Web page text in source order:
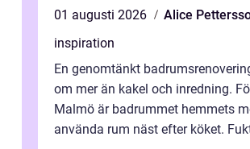
01 augusti 2026
Alice
inspiration
En genomtänkt
om mer än kakel och inredning.
Malmö är badrummet hemmets
använda rum näst efter köket.